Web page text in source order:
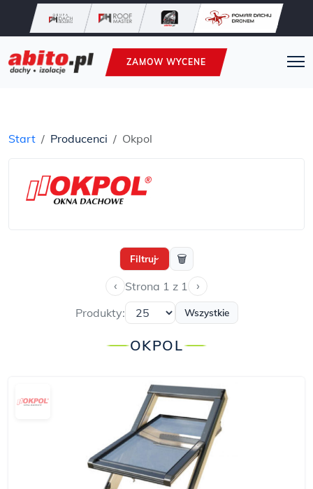
ZAMOW WYCENE
Start Producenci Okpol
Filtruj› 🗑
‹ Strona 1 z 1 ›
Produkty: Wszystkie
OKPOL